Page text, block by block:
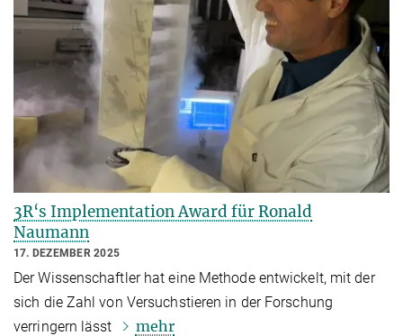
3R‘s Implementation Award für Ronald
Naumann
17. DEZEMBER 2025
Der Wissenschaftler hat eine Methode entwickelt, mit der
sich die Zahl von Versuchstieren in der Forschung
verringern lässt
mehr